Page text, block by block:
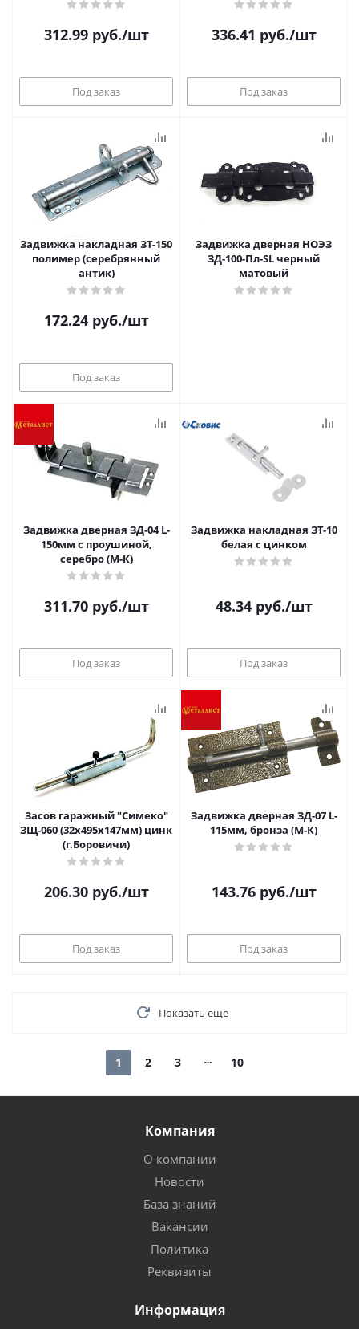
312.99руб./шт
Под заказ
336.41 руб./шт
Под заказ
Задвижка накладная ЗТ-150
полимер (серебрянный
антик)
172.24руб./шт
Под заказ
Задвижка дверная НОЭЗ
ЗД-100-Пл-SL черный
матовый
Задвижка дверная ЗД-04 L-
150мм с проушиной,
серебро (М-К)
311.70руб./шт
Под заказ
Задвижка накладная ЗТ-10
белая с цинком
48.34руб./шт
Под заказ
Засов гаражный "Симеко"
ЗЩ-060 (32х495х147мм) цинк
(г.Боровичи)
206.30руб./шт
Под заказ
Задвижка дверная ЗД-07 L-
115мм, бронза (М-К)
143.76руб./шт
Под заказ
Показать еще
1 2 3 10
Компания
О компании
Новости
База знаний
Вакансии
Политика
Реквизиты
Информация